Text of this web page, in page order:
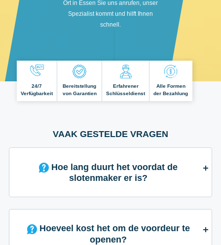
Ort in Essen Sie uns anrufen, unser
Spezialist kommt und hilft Ihnen
schnell.
24/7
Verfügbarkeit
Bereitstellung
von Garantien
Erfahrener
Schlüsseldienst
Alle Formen
der Bezahlung
VAAK GESTELDE VRAGEN
slotenmaker er is?
Hoeveel kost het om de voordeur te
openen?